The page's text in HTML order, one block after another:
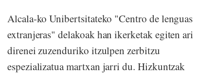
Alcala-ko Unibertsitateko "Centro de lenguas
extranjeras" delakoak han ikerketak egiten ari
direnei zuzenduriko itzulpen zerbitzu
espezializatua martxan jarri du. Hizkuntzak